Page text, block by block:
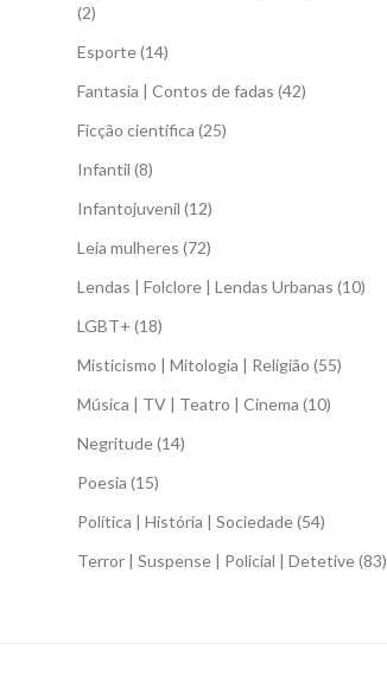
(2)
Esporte(14)
Fantasia | Contos de fadas (42)
Ficção científica (25)
Infantil (8)
Infantojuvenil (12)
Leia mulheres (72)
Lendas | Folclore | Lendas Urbanas (10)
LGBT+ (18)
Misticismo | Mitologia | Religião (55)
Música | TV | Teatro | Cinema (10)
Negritude(14)
Poesia (15)
Política | História | Sociedade(54)
Terror | Suspense | Policial | Detetive(83)